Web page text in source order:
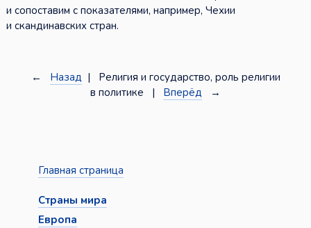
и сопоставим с показателями, например, Чехии
и скандинавских стран.
← Назад | Религия и государство, роль религии
в политике | Вперёд →
Главная страница
Страны мира
Европа